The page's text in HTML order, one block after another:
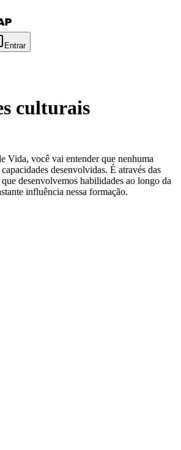
Entrar
culturais
Vida, você vai entender que nenhuma
desenvolvidas. É através das
desenvolvemos habilidades ao longo da
influência nessa formação.